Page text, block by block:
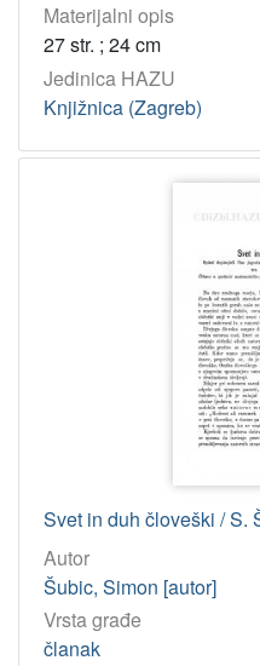
Materijalni opis
27 str. ; 24 cm
Jedinica HAZU
Knjižnica (Zagreb)
Svet in duh človeški / S.
Autor
Šubic, Simon [autor]
Vrsta građe
članak